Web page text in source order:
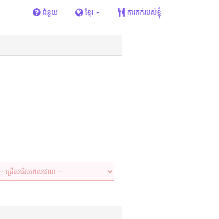
ជំនួយ ខ្មែរ ការកក់របស់ខ្ញុំ